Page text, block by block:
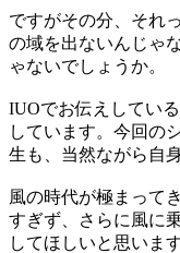
ですがその分、それ
の域を出ないんじゃ
ゃないでしょうか。
IUOでお伝えしてい
しています。今回の
生も、当然ながら自
風の時代が極まって
すぎず、さらに風に
してほしいと思いま